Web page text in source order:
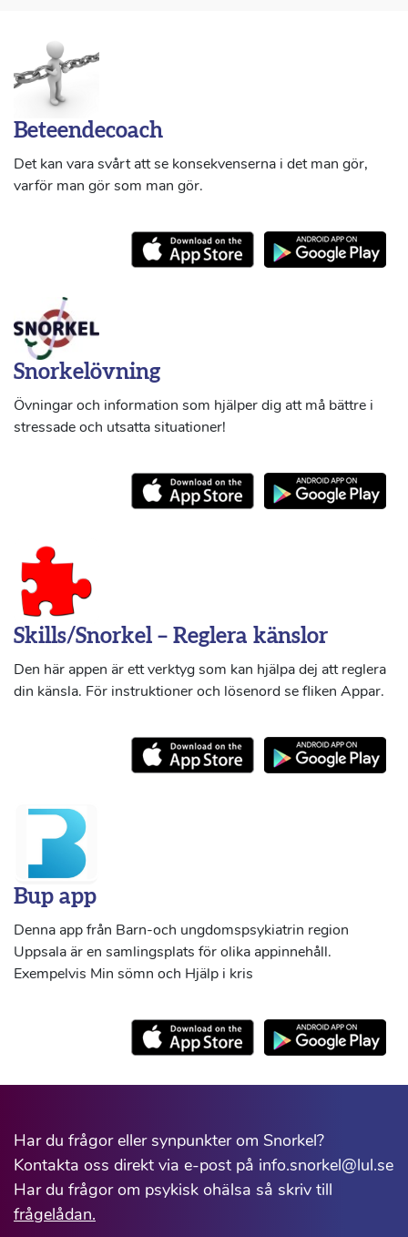
Beteendecoach
Det kan vara svårt att se konsekvenserna i det man gör,
varför man gör som man gör.
Snorkelövning
Övningar och information som hjälper dig att må bättre i
stressade och utsatta situationer!
Skills/Snorkel – Reglera känslor
Den här appen är ett verktyg som kan hjälpa dej att reglera
din känsla. För instruktioner och lösenord se fliken Appar.
Bup app
Denna app från Barn-och ungdomspsykiatrin region
Uppsala är en samlingsplats för olika appinnehåll.
Exempelvis Min sömn och Hjälp i kris
Har du frågor eller synpunkter om Snorkel?
Kontakta oss direkt via e-post på info.snorkel@lul.se
Har du frågor om psykisk ohälsa så skriv till
frågelådan.